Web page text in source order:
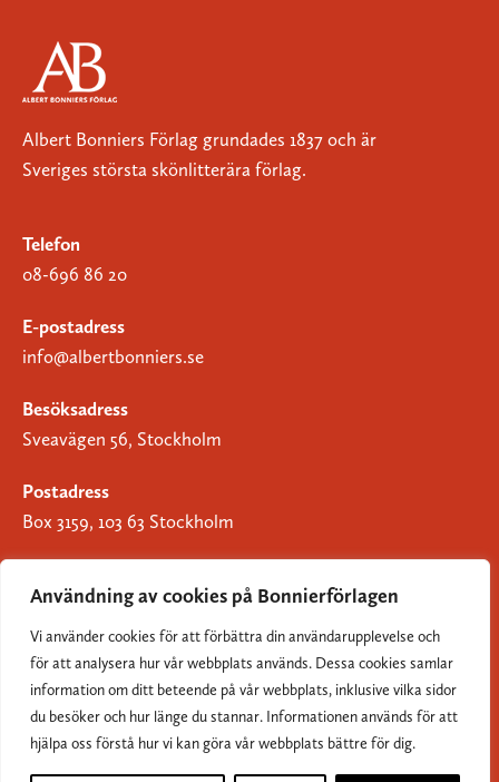
Användning av cookies på Bonnierförlagen
Vi använder cookies för att förbättra din användarupplevelse och
för att analysera hur vår webbplats används. Dessa cookies samlar
information om ditt beteende på vår webbplats, inklusive vilka sidor
du besöker och hur länge du stannar. Informationen används för att
hjälpa oss förstå hur vi kan göra vår webbplats bättre för dig.
Albert Bonniers Förlag grundades 1837 och är
Sveriges största skönlitterära förlag.
Telefon
08-696 86 20
E-postadress
info@albertbonniers.se
Besöksadress
Sveavägen 56, Stockholm
Postadress
Box 3159, 103 63 Stockholm
Om Bonnierförlagen
Cookies
Integritetspolicy